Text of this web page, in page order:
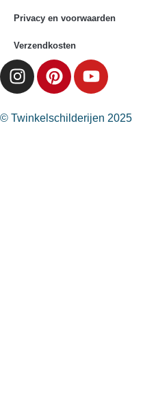
Privacy en voorwaarden
Verzendkosten
© Twinkelschilderijen 2025